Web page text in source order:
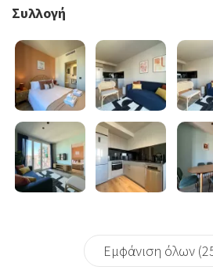
Συλλογή
Εμφάνιση όλων